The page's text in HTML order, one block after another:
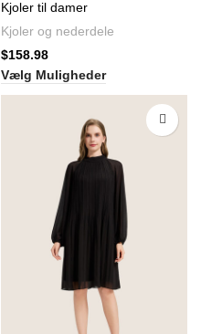
Kjoler til damer
Kjoler og nederdele
$158.98
Vælg Muligheder